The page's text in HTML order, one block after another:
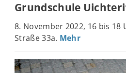
Grundschule
8. November 2022, 16 bis
Straße 33a. Mehr